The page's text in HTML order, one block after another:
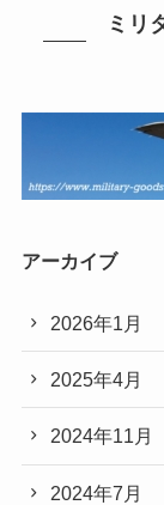
ミリ
アーカイブ
2026年1月
2025年4月
2024年11月
2024年7月